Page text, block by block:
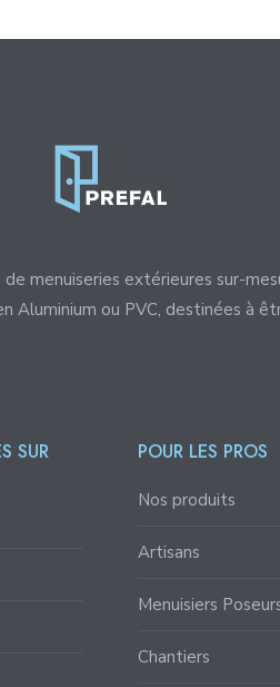
menuiseries extérieures sur-
ou PVC, destinées à
SUR
POUR LES PROS
Nos produits
Artisans
Menuisiers
Chantiers